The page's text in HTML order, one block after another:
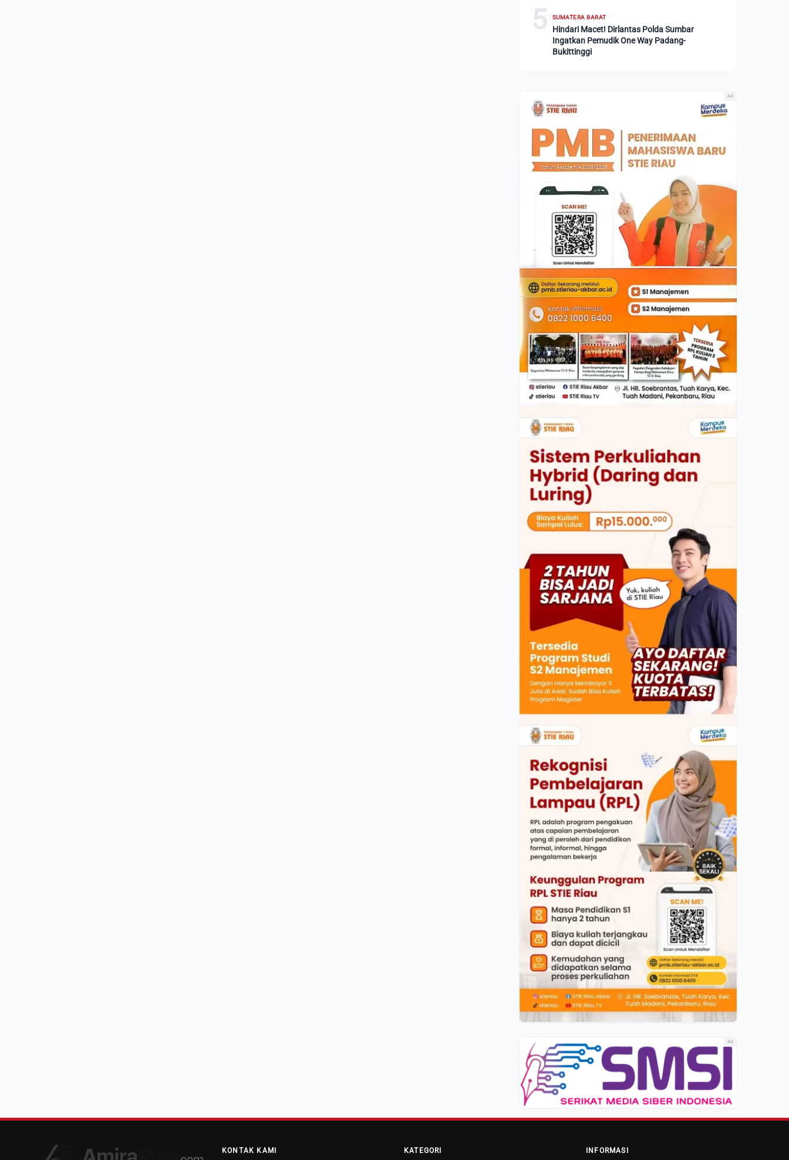
5 SUMATERA BARAT
Hindari Macet! Dirlantas Polda Sumbar
Ingatkan Pemudik One Way Padang-
Bukittinggi
Ad
Ad
KONTAK KAMI KATEGORI INFORMASI